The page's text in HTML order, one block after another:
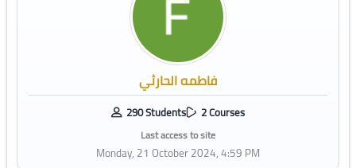
فاطمه الحارثي
290 Students 2 Courses
Last access to site
Monday, 21 October 2024, 4:59 PM